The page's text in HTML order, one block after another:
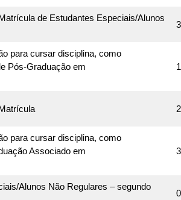
de Estudantes Especiais/Alunos
para cursar disciplina, como
Pós-Graduação em
para cursar disciplina, como
Associado em
Alunos Não Regulares – segundo